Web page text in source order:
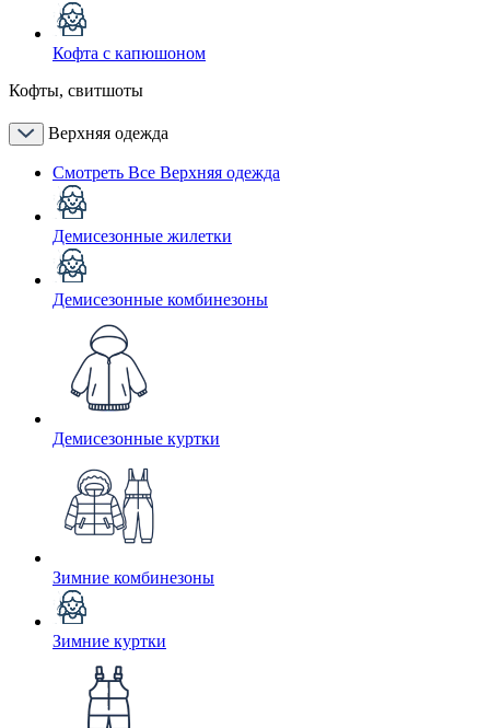
Кофта с капюшоном
Кофты, свитшоты
Верхняя одежда
Смотреть Все Верхняя одежда
Демисезонные жилетки
Демисезонные комбинезоны
Демисезонные куртки
Зимние комбинезоны
Зимние куртки